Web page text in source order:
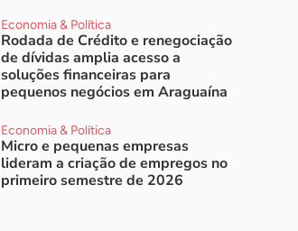
Economia & Política
Rodada de Crédito e renegociação
de dívidas amplia acesso a
soluções financeiras para
pequenos negócios em Araguaína
Economia & Política
Micro e pequenas empresas
lideram a criação de empregos no
primeiro semestre de 2026